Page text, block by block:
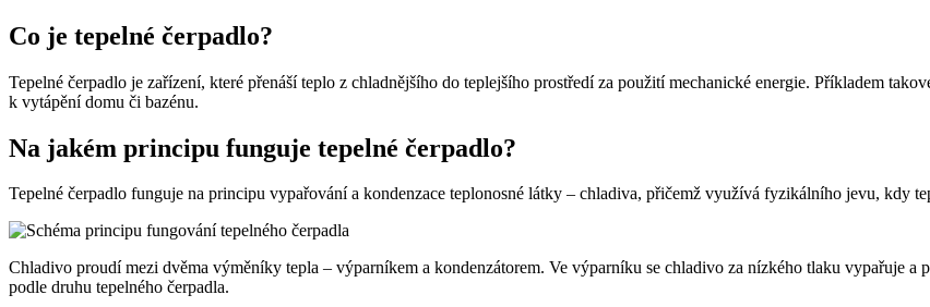
Co je tepelné čerpadlo?
Tepelné čerpadlo je zařízení, které přenáší teplo z chladnějšího do teplejšího prostředí za použití mechanické energie. Příkladem
k vytápění domu či bazénu.
Na jakém principu funguje tepelné čerpadlo?
Tepelné čerpadlo funguje na principu vypařování a kondenzace teplonosné látky – chladiva, přičemž využívá fyzikálního jevu, kdy
Chladivo proudí mezi dvěma výměníky tepla – výparníkem a kondenzátorem. Ve výparníku se chladivo za nízkého tlaku vypařuje a
podle druhu tepelného čerpadla.